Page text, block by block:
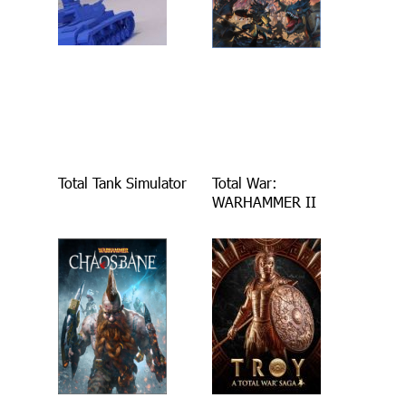
Total Tank Simulator
Total War:
WARHAMMER II